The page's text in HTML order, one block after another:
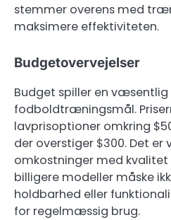
stemmer overens med
maksimere effektiviteten.
Budgetovervejelser
Budget spiller en
fodboldtræningsmål.
lavprisoptioner omkring
der overstiger $300. Det
omkostninger med
billigere modeller måske
holdbarhed eller
for regelmæssig brug.